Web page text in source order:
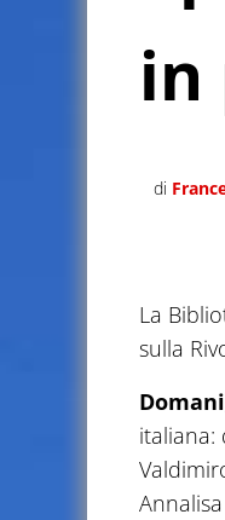
in
di
La
sulla
italiana: